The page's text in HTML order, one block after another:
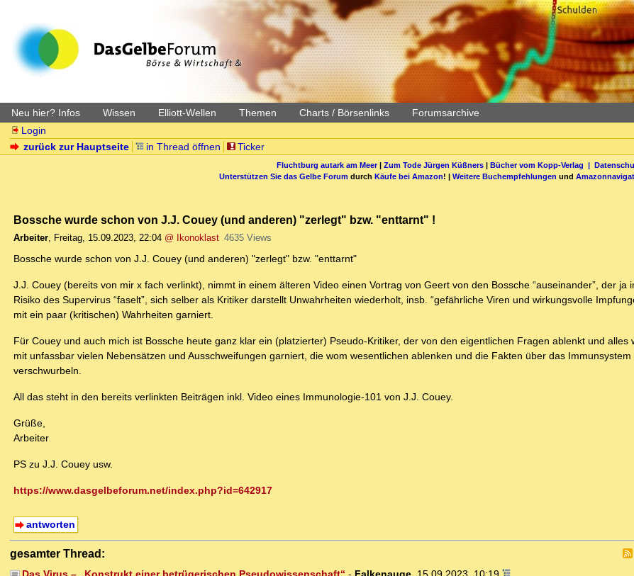
Neu hier? Infos Wissen Elliott-Wellen Themen Charts / Börsenlinks Forumsarchive
Login
zurück zur Hauptseite
in Thread öffnen Ticker
Fluchtburg autark am Meer| Zum Tode Jürgen Küßners| Bücher vom Kopp-Verlag |
Unterstützen Sie das Gelbe Forum durch Käufe bei Amazon! | Weitere Buchempfehlungen und
Bossche wurde schon von J.J. Couey (und anderen) "zerlegt" bzw. "enttarnt" !
Arbeiter, Freitag, 15.09.2023, 22:04 @ Ikonoklast 4635 Views
Bossche wurde schon von J.J. Couey (und anderen) "zerlegt" bzw. "enttarnt"
J.J. Couey (bereits von mir x fach verlinkt), nimmt in einem älteren Video einen Vortrag von Geert von den Bossche “auseinander”, der ja
Risiko des Supervirus “faselt”, sich selber als Kritiker darstellt Unwahrheiten wiederholt, insb. “gefährliche Viren und wirkungsvolle
mit ein paar (kritischen) Wahrheiten garniert.
Für Couey und auch mich ist Bossche heute ganz klar ein (platzierter) Pseudo-Kritiker, der von den eigentlichen Fragen ablenkt und alles
mit unfassbar vielen Nebensätzen und Ausschweifungen garniert, die wom wesentlichen ablenken und die Fakten über das Immunsystem
verschwurbeln.
All das steht in den bereits verlinkten Beiträgen inkl. Video eines Immunologie-101 von J.J. Couey.
Grüße,
Arbeiter
PS zu J.J. Couey usw.
https://www.dasgelbeforum.net/index.php?id=642917
antworten
gesamter Thread: